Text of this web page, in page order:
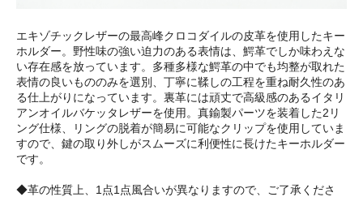
エキゾチックレザーの最高峰クロコダイルの皮革を使用したキー
ホルダー。野性味の強い迫力のある表情は、鰐革でしか味わえな
い存在感を放っています。多種多様な鰐革の中でも均整が取れた
表情の良いもののみを選別、丁寧に鞣しの工程を重ね耐久性のあ
る仕上がりになっています。裏革には頑丈で高級感のあるイタリ
アンオイルバケッタレザーを使用。真鍮製パーツを装着した2リ
ング仕様、リングの脱着が簡易に可能なクリップを使用していま
すので、鍵の取り外しがスムーズに利便性に長けたキーホルダー
です。
◆革の性質上、1点1点風合いが異なりますので、ご了承くださ